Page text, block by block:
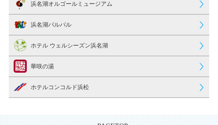
浜名湖オルゴールミュージアム
浜名湖パルパル
ホテル ウェルシーズン浜名湖
華咲の湯
ホテルコンコルド浜松